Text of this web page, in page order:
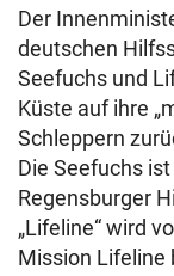
Der
deutschen
Seefuchs und
Küste auf ihre
Schleppern
Die Seefuchs
Regensburger
„Lifeline“ wird
Mission Lifeline